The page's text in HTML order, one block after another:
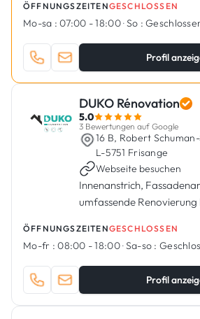
ÖFFNUNGSZEITENGESCHLOSSEN
Mo-sa : 07:00 - 18:00·So :
Profil
DUKO Rénovation
5.0
3 Bewertungen auf Google
16 B, Robert
L-5751 Frisange
Webseite besuchen
Innenanstrich,
umfassende
ÖFFNUNGSZEITENGESCHLOSSEN
Mo-fr : 08:00 - 18:00·Sa-so :
Profil